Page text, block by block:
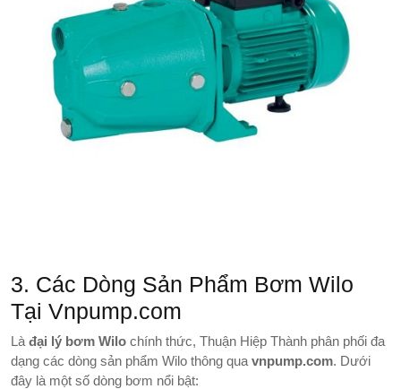
3. Các Dòng Sản Phẩm Bơm Wilo
Tại Vnpump.com
Là đại lý bơm Wilo chính thức, Thuận Hiệp Thành phân phối đa
dạng các dòng sản phẩm Wilo thông qua vnpump.com. Dưới
đây là một số dòng bơm nổi bật: